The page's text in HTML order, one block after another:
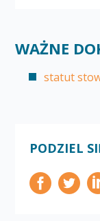
WAŻNE
statut
PODZIEL